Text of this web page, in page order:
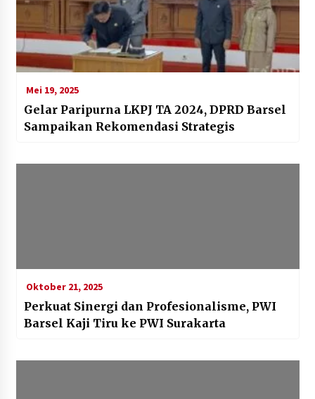
Mei 19, 2025
Gelar Paripurna LKPJ TA 2024, DPRD Barsel
Sampaikan Rekomendasi Strategis
Oktober 21, 2025
Perkuat Sinergi dan Profesionalisme, PWI
Barsel Kaji Tiru ke PWI Surakarta